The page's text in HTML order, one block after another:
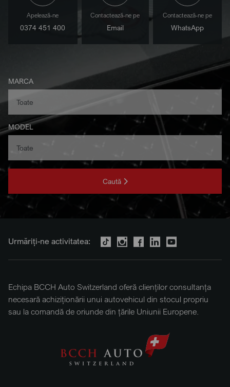
Apelează-ne
0374 451 400
Contactează-ne pe
Email
Contactează-ne pe
WhatsApp
MARCA
MODEL
Caută
Urmăriți-ne activitatea:
Echipa BCCH Auto Switzerland oferă clienților consultanța
necesară achiziționării unui autovehicul din stocul propriu
sau la comandă de oriunde din țările Uniunii Europene.